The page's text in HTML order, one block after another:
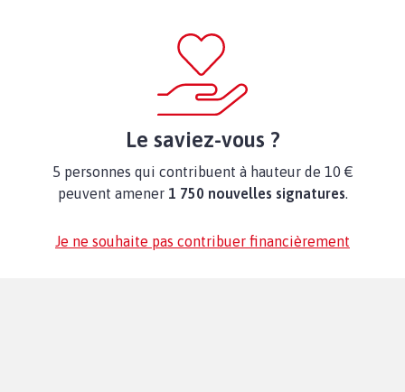
Le saviez-vous ?
5 personnes qui contribuent à hauteur de 10 €
peuvent amener 1 750 nouvelles signatures.
Je ne souhaite pas contribuer financièrement